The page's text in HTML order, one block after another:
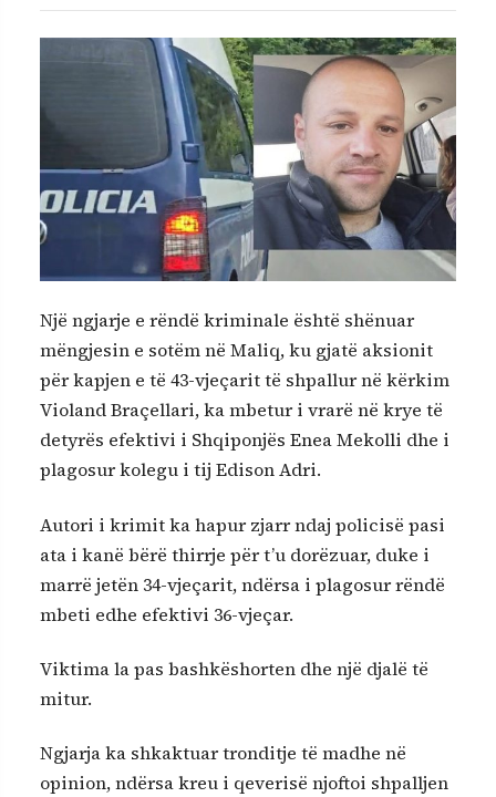
Një ngjarje e rëndë kriminale është shënuar
mëngjesin e sotëm në Maliq, ku gjatë aksionit
për kapjen e të 43-vjeçarit të shpallur në kërkim
Violand Braçellari, ka mbetur i vrarë në krye të
detyrës efektivi i Shqiponjës Enea Mekolli dhe i
plagosur kolegu i tij Edison Adri.
Autori i krimit ka hapur zjarr ndaj policisë pasi
ata i kanë bërë thirrje për t’u dorëzuar, duke i
marrë jetën 34-vjeçarit, ndërsa i plagosur rëndë
mbeti edhe efektivi 36-vjeçar.
Viktima la pas bashkëshorten dhe një djalë të
mitur.
Ngjarja ka shkaktuar tronditje të madhe në
opinion, ndërsa kreu i qeverisë njoftoi shpalljen